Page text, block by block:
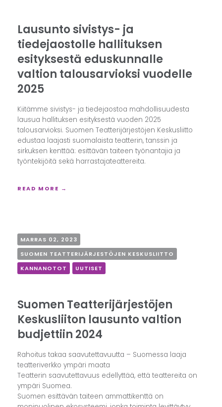
Lausunto sivistys- ja
tiedejaostolle hallituksen
esityksestä eduskunnalle
valtion talousarvioksi vuodelle
2025
Kiitämme sivistys- ja tiedejaostoa mahdollisuudesta
lausua hallituksen esityksestä vuoden 2025
talousarvioksi. Suomen Teatterijärjestöjen Keskusliitto
edustaa laajasti suomalaista teatterin, tanssin ja
sirkuksen kenttää: esittävän taiteen työnantajia ja
työntekijöitä sekä harrastajateattereita.
READ MORE →
MARRAS 02, 2023
SUOMEN TEATTERIJÄRJESTÖJEN KESKUSLIITTO
KANNANOTOT
UUTISET
Suomen Teatterijärjestöjen
Keskusliiton lausunto valtion
budjettiin 2024
Rahoitus takaa saavutettavuutta – Suomessa laaja
teatteriverkko ympäri maata
Teatterin saavutettavuus edellyttää, että teattereita on
ympäri Suomea.
Suomen esittävän taiteen ammattikenttä on